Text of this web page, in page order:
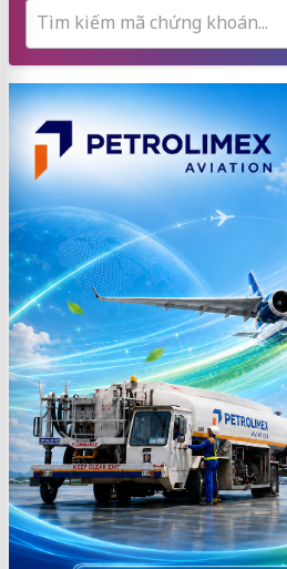
Tìm kiếm mã chứng khoán...